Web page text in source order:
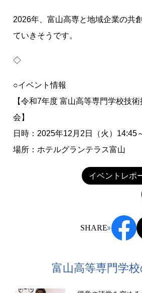
2026年、富山高専と地域企業の共
ていきそうです。
◇
○イベント情報
【令和7年度 富山高等専門学校技
会】
日時：2025年12月2日（火）14:45
場所：ホテルグランテラス富山
イベントレポ
SHARE
富山高等専門学